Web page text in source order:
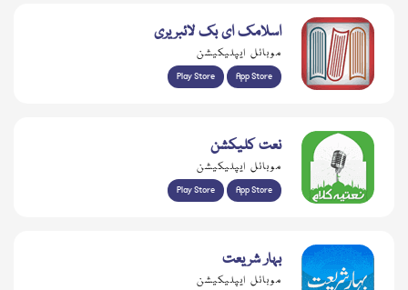
اسلامک ای بک لائبریری
موبائل ایپلیکیشن
Play Store App Store
نعت کلیکشن
موبائل ایپلیکیشن
Play Store App Store
بہار شریعت
موبائل ایپلیکیشن